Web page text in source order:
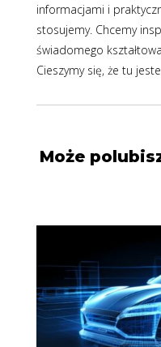
informacjami i
stosujemy. Chcemy
świadomego
Cieszymy się, że tu
Może